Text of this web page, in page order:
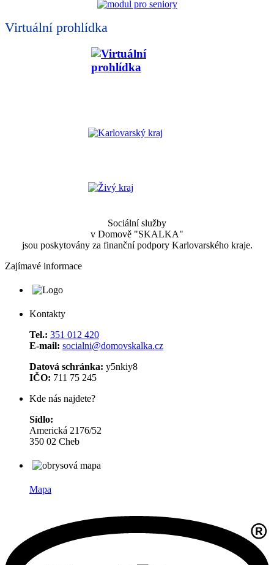
Virtuální prohlídka
Sociální služby
v Domově "SKALKA"
jsou poskytovány za finanční podpory Karlovarského kraje.
Zajímavé informace
Kontakty
Tel.: 351 012 420
E-mail: socialni@domovskalka.cz
Datová schránka: y5nkiy8
IČO: 711 75 245
Kde nás najdete?
Sídlo:
Americká 2176/52
350 02 Cheb
Mapa